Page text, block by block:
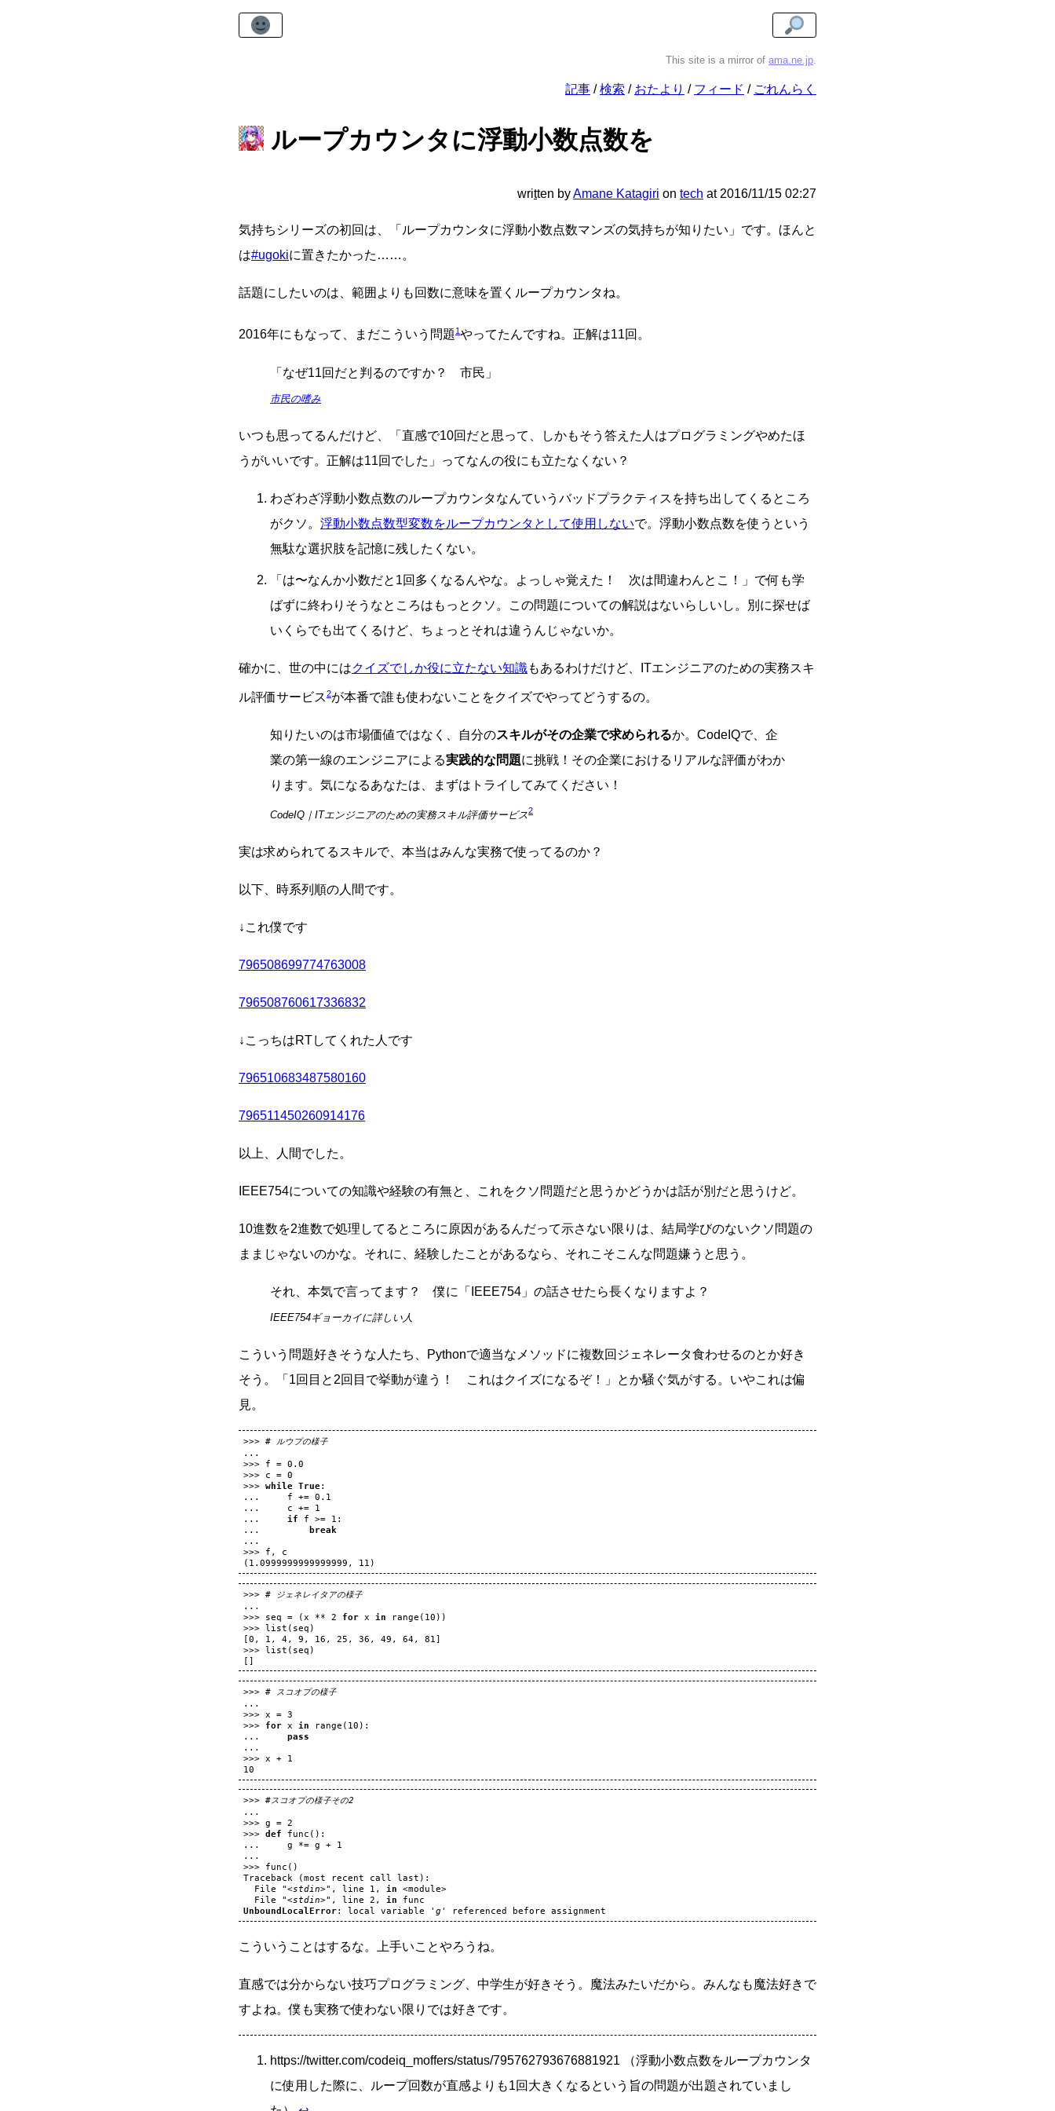
This site is a mirror of ama.ne.jp.
記事 検索 おたより フィード ごれんらく
ループカウンタに浮動小数点数を
written byAmane Katagiri on tech at 2016/11/15 02:27
気持ちシリーズの初回は、「ループカウンタに浮動小数点数マンズの気持ちが知りたい」です。ほんと
は#ugokiに置きたかった……。
話題にしたいのは、範囲よりも回数に意味を置くループカウンタね。
2016年にもなって、まだこういう問題1 やってたんですね。正解は11回。
「なぜ11回だと判るのですか？ 市民」
市民の嗜み
いつも思ってるんだけど、「直感で10回だと思って、しかもそう答えた人はプログラミングやめたほ
うがいいです。正解は11回でした」ってなんの役にも立たなくない？
わざわざ浮動小数点数のループカウンタなんていうバッドプラクティスを持ち出してくるところ
がクソ。 浮動小数点数型変数をループカウンタとして使用しないで。浮動小数点数を使うという
無駄な選択肢を記憶に残したくない。
「は〜なんか小数だと1回多くなるんやな。よっしゃ覚えた！ 次は間違わんとこ！」で何も学
ばずに終わりそうなところはもっとクソ。この問題についての解説はないらしいし。別に探せば
いくらでも出てくるけど、ちょっとそれは違うんじゃないか。
確かに、世の中にはクイズでしか役に立たない知識もあるわけだけど、ITエンジニアのための実務スキ
ル評価サービス2が本番で誰も使わないことをクイズでやってどうするの。
知りたいのは市場価値ではなく、自分のスキルがその企業で求められるか。CodeIQで、企
業の第一線のエンジニアによる実践的な問題に挑戦！その企業におけるリアルな評価がわか
ります。気になるあなたは、まずはトライしてみてください！
CodeIQ｜ITエンジニアのための実務スキル評価サービス2
実は求められてるスキルで、本当はみんな実務で使ってるのか？
以下、時系列順の人間です。
↓これ僕です
796508699774763008
796508760617336832
↓こっちはRTしてくれた人です
796510683487580160
796511450260914176
以上、人間でした。
IEEE754についての知識や経験の有無と、これをクソ問題だと思うかどうかは話が別だと思うけど。
10進数を2進数で処理してるところに原因があるんだって示さない限りは、結局学びのないクソ問題の
ままじゃないのかな。それに、経験したことがあるなら、それこそこんな問題嫌うと思う。
それ、本気で言ってます？ 僕に「IEEE754」の話させたら長くなりますよ？
IEEE754ギョーカイに詳しい人
こういう問題好きそうな人たち、Pythonで適当なメソッドに複数回ジェネレータ食わせるのとか好き
そう。「1回目と2回目で挙動が違う！ これはクイズになるぞ！」とか騒ぐ気がする。いやこれは偏
見。
>>> # ルウプの様子
...
>>>
f = 0.0
>>>
c = 0
>>> while True:
...
f += 0.1
...
c +=
1
...
if f >= 1 :
...
break
...
>>>
f ,
c
( 1.0999999999999999 , 11 )
>>> # ジェネレイタアの様子
...
>>>
seq = (x ** 2 for x in range ( 10 ))
>>> list ( seq )
[0 , 1 , 4, 9 , 16 , 25 , 36 , 49 , 64, 81 ]
>>> list ( seq )
[]
>>> # スコオプの様子
...
>>> x = 3
>>>
for x in range ( 10 ):
...
pass
...
>>> x +
1
10
>>> #スコオプの様子その2
...
>>> g = 2
>>> def func ():
...
g *= g +
1
...
>>>
func ()
Traceback
( most recent call last ):
File
"<stdin>" , line 1 , in <module>
File
"<stdin>" , line 2 , in
func
UnboundLocalError: local variable 'g' referenced before assignment
こういうことはするな。上手いことやろうね。
直感では分からない技巧プログラミング、中学生が好きそう。魔法みたいだから。みんなも魔法好きで
すよね。僕も実務で使わない限りでは好きです。
https://twitter.com/codeiq_moffers/status/795762793676881921 （浮動小数点数をループカウンタ
に使用した際に、ループ回数が直感よりも1回大きくなるという旨の問題が出題されていまし